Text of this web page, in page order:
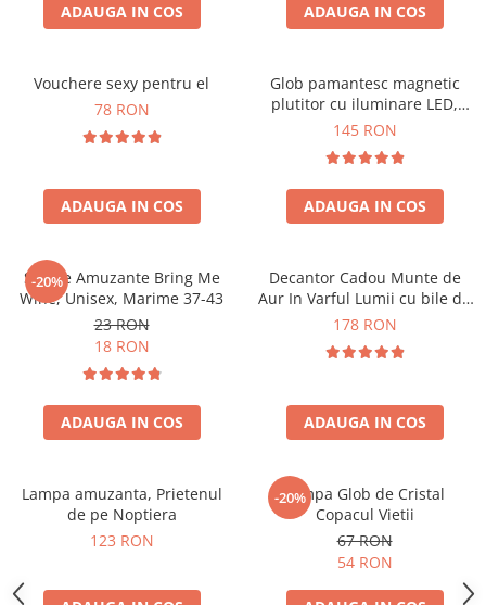
ADAUGA IN COS ADAUGA IN COS
Vouchere sexy pentru el
78 RON
ADAUGA IN COS
Glob pamantesc magnetic
plutitor cu iluminare LED,
Forma C
145 RON
ADAUGA IN COS
-20%
Sosete Amuzante Bring Me
Wine, Unisex, Marime 37-43
23 RON
18 RON
ADAUGA IN COS
Decantor Cadou Munte de
Aur In Varful Lumii cu bile de
curatare
178 RON
ADAUGA IN COS
Lampa amuzanta, Prietenul
de pe Noptiera
123 RON
-20%
Lampa Glob de Cristal
Copacul Vietii
67 RON
54 RON